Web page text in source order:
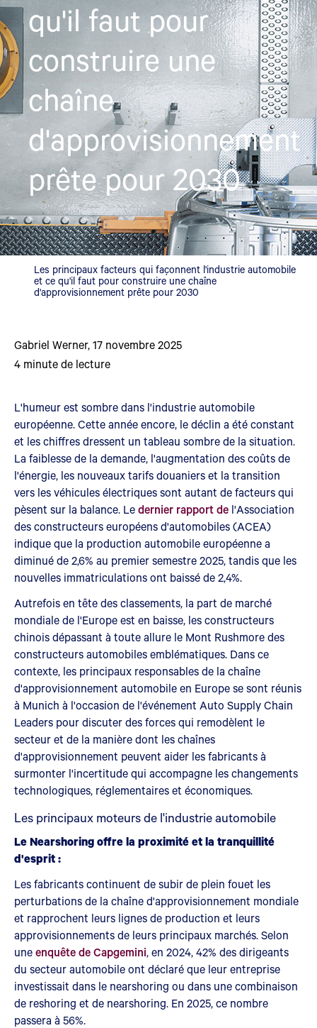
qu'il faut pour
construire une
chaîne
d'approvisionnement
prête pour 2030
Les principaux facteurs qui façonnent l'industrie automobile
et ce qu'il faut pour construire une chaîne
d'approvisionnement prête pour 2030
Gabriel Werner,17 novembre 2025
4 minute de lecture
L'humeur est sombre dans l'industrie automobile
européenne. Cette année encore, le déclin a été constant
et les chiffres dressent un tableau sombre de la situation.
La faiblesse de la demande, l'augmentation des coûts de
l'énergie, les nouveaux tarifs douaniers et la transition
vers les véhicules électriques sont autant de facteurs qui
pèsent sur la balance. Ledernier rapport de l'Association
des constructeurs européens d'automobiles (ACEA)
indique que la production automobile européenne a
diminué de 2,6% au premier semestre 2025, tandis que les
nouvelles immatriculations ont baissé de 2,4%.
Autrefois en tête des classements, la part de marché
mondiale de l'Europe est en baisse, les constructeurs
chinois dépassant à toute allure le Mont Rushmore des
constructeurs automobiles emblématiques. Dans ce
contexte, les principaux responsables de la chaîne
d'approvisionnement automobile en Europe se sont réunis
à Munich à l'occasion de l'événement Auto Supply Chain
Leaders pour discuter des forces qui remodèlent le
secteur et de la manière dont les chaînes
d'approvisionnement peuvent aider les fabricants à
surmonter l'incertitude qui accompagne les changements
technologiques, réglementaires et économiques.
Les principaux moteurs de l'industrie automobile
Le Nearshoring offre la proximité et la tranquillité
d'esprit :
Les fabricants continuent de subir de plein fouet les
perturbations de la chaîne d'approvisionnement mondiale
et rapprochent leurs lignes de production et leurs
approvisionnements de leurs principaux marchés. Selon
uneenquête de Capgemini, en 2024, 42% des dirigeants
du secteur automobile ont déclaré que leur entreprise
investissait dans le nearshoring ou dans une combinaison
de reshoring et de nearshoring. En 2025, ce nombre
passera à 56%.